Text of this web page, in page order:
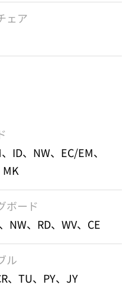
ェア
ID、NW、EC/EM、
MK
ボード
NW、RD、WV、CE
ル
、TU、PY、JY